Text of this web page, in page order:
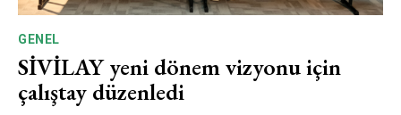
GENEL
SİVİLAY yeni dönem vizyonu için
çalıştay düzenledi